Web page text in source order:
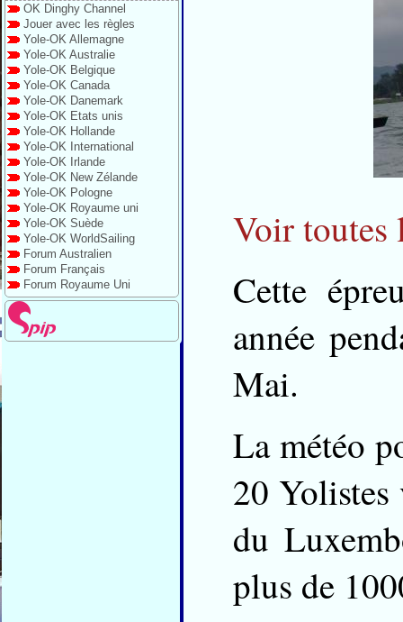
OK Dinghy Channel
Jouer avec les règles
Yole-OK Allemagne
Yole-OK Australie
Yole-OK Belgique
Yole-OK Canada
Yole-OK Danemark
Yole-OK Etats unis
Yole-OK Hollande
Yole-OK International
Yole-OK Irlande
Yole-OK New Zélande
Yole-OK Pologne
Yole-OK Royaume uni
Yole-OK Suède
Yole-OK WorldSailing
Forum Australien
Forum Français
Forum Royaume Uni
Voir toutes
Cette
année
Mai.
La météo
20 Yolistes
du
plus de